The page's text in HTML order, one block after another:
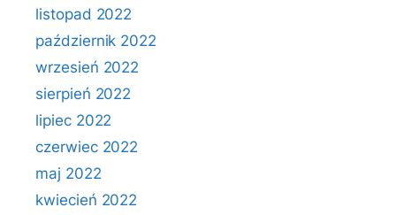
listopad 2022
październik 2022
wrzesień 2022
sierpień 2022
lipiec 2022
czerwiec 2022
maj 2022
kwiecień 2022